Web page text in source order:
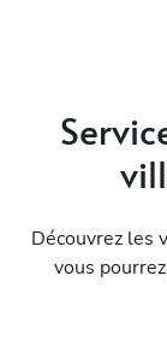
Découvrez les
vous